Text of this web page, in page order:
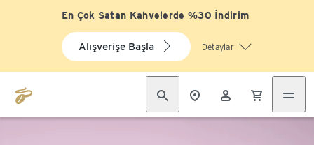
En Çok Satan Kahvelerde %30 İndirim
Alışverişe Başla Detaylar